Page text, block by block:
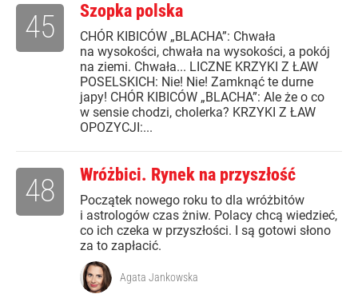
Szopka polska
CHÓR KIBICÓW „BLACHA”: Chwała
na wysokości, chwała na wysokości, a pokój
na ziemi. Chwała... LICZNE KRZYKI Z ŁAW
POSELSKICH: Nie! Nie! Zamknąć te durne
japy! CHÓR KIBICÓW „BLACHA”: Ale że o co
w sensie chodzi, cholerka? KRZYKI Z ŁAW
OPOZYCJI:...
45
Wróżbici. Rynek na przyszłość
Początek nowego roku to dla wróżbitów
i astrologów czas żniw. Polacy chcą wiedzieć,
co ich czeka w przyszłości. I są gotowi słono
za to zapłacić.
48
Agata Jankowska